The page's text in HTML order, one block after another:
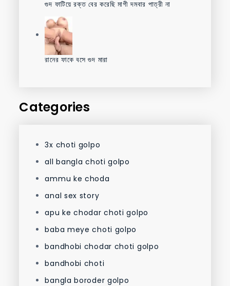
গুদ ফাটিয়ে রক্ত বের করেছি মাগী দমবার পাত্রী না
রানের ফাকে বসে গুদ মারা
Categories
3x choti golpo
all bangla choti golpo
ammu ke choda
anal sex story
apu ke chodar choti golpo
baba meye choti golpo
bandhobi chodar choti golpo
bandhobi choti
bangla boroder golpo